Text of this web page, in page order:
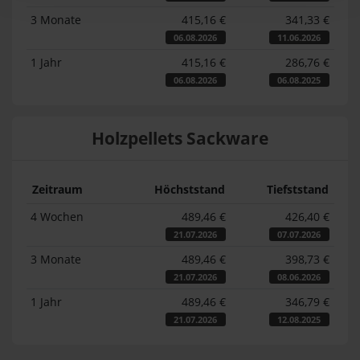
3 Monate 415,16 €
06.08.2026
341,33 €
11.06.2026
1 Jahr 415,16 €
06.08.2026
286,76 €
06.08.2025
Holzpellets Sackware
Zeitraum Höchststand
Tiefststand
4 Wochen
489,46 €
21.07.2026
426,40 €
07.07.2026
3 Monate 489,46 €
21.07.2026
398,73 €
08.06.2026
1 Jahr 489,46 €
21.07.2026
346,79 €
12.08.2025